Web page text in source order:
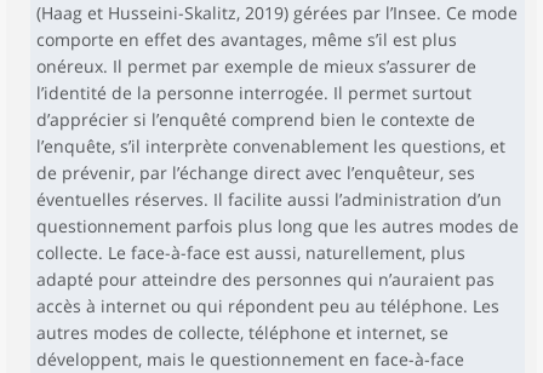
(Haag et Husseini-Skalitz, 2019) gérées par l’Insee. Ce mode
comporte en effet des avantages, même s’il est plus
onéreux. Il permet par exemple de mieux s’assurer de
l’identité de la personne interrogée. Il permet surtout
d’apprécier si l’enquêté comprend bien le contexte de
l’enquête, s’il interprète convenablement les questions, et
de prévenir, par l’échange direct avec l’enquêteur, ses
éventuelles réserves. Il facilite aussi l’administration d’un
questionnement parfois plus long que les autres modes de
collecte. Le face-à-face est aussi, naturellement, plus
adapté pour atteindre des personnes qui n’auraient pas
accès à internet ou qui répondent peu au téléphone. Les
autres modes de collecte, téléphone et internet, se
développent, mais le questionnement en face-à-face